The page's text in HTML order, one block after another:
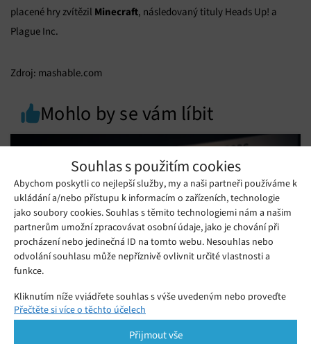
Souhlas s použitím cookies
Abychom poskytli co nejlepší služby, my a naši partneři používáme k
ukládání a/nebo přístupu k informacím o zařízeních, technologie
jako soubory cookies. Souhlas s těmito technologiemi nám a našim
partnerům umožní zpracovávat osobní údaje, jako je chování při
procházení nebo jedinečná ID na tomto webu. Nesouhlas nebo
odvolání souhlasu může nepříznivě ovlivnit určité vlastnosti a
funkce.
Kliknutím níže vyjádřete souhlas s výše uvedeným nebo proveďte
podrobnější rozhodnutí. Vaše volby budou použity pouze na tomto
pomocí přepínačů v Zásadách cookies nebo kliknutím na tlačítko
Přečtěte si více o těchto účelech
Přijmout vše
placené hry zvítězil Minecraft, následovaný tituly Heads Up! a
Plague Inc.
Zdroj: mashable.com
Mohlo by se vám líbit
Apple dělí síly. Proč si iPhone 18 zaslouží